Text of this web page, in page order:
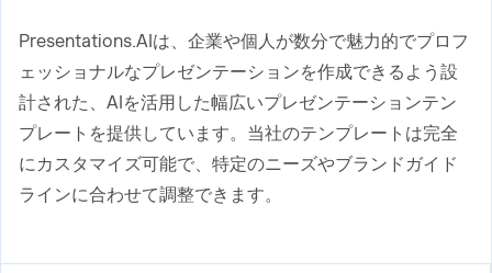
Presentations.AIは、企業や個人が数分で魅力的でプロフ
ェッショナルなプレゼンテーションを作成できるよう設
計された、AIを活用した幅広いプレゼンテーションテン
プレートを提供しています。当社のテンプレートは完全
にカスタマイズ可能で、特定のニーズやブランドガイド
ラインに合わせて調整できます。